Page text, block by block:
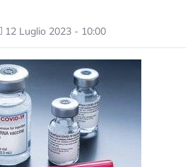
12 Luglio 2023 - 10:00